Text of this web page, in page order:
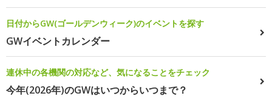
日付からGW(ゴールデンウィーク)のイベントを探す
GWイベントカレンダー
連休中の各機関の対応など、気になることをチェック
今年(2026年)のGWはいつからいつまで？